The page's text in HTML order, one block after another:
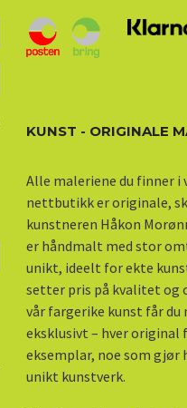
KUNST - ORIGINALE
Alle maleriene du finner i
nettbutikk er originale,
kunstneren Håkon
er håndmalt med stor
unikt, ideelt for ekte
setter pris på kvalitet og
vår fargerike kunst får du
eksklusivt – hver original
eksemplar, noe som
unikt kunstverk.